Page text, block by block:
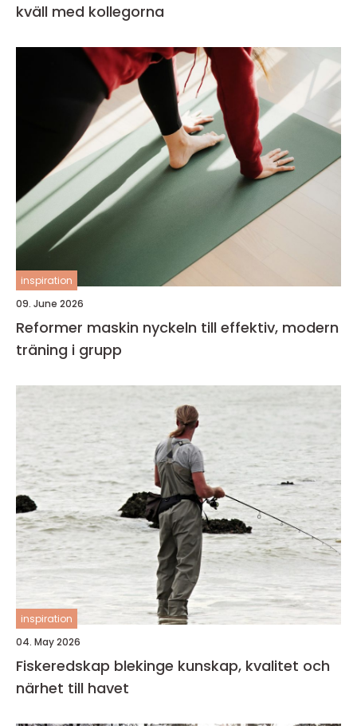
kväll med kollegorna
inspiration
09. June 2026
Reformer maskin nyckeln till effektiv, modern
träning i grupp
inspiration
04. May 2026
Fiskeredskap blekinge kunskap, kvalitet och
närhet till havet